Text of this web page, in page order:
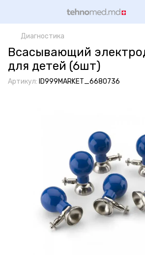
Диагностика
Всасывающий
для детей (6шт)
Артикул: ID999MARKET_6680736